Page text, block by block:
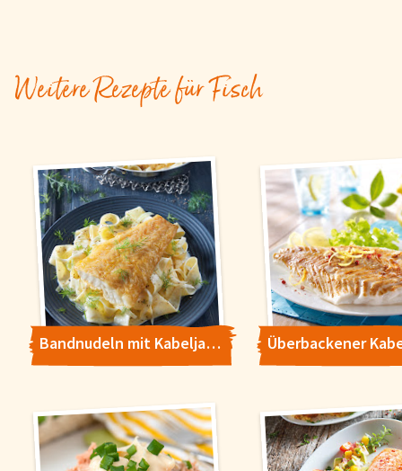
Weitere Rezepte für Fisch
Bandnudeln mit Kabeljau und Fenchel